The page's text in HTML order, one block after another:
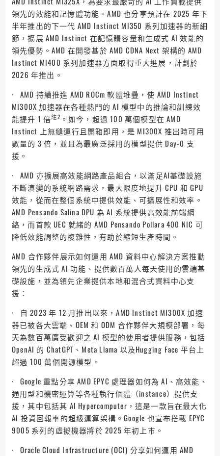
領先的效能和記憶體功能。AMD 也分享預計在 2025 年下
半年推出的下一代 AMD Instinct MI350 系列加速器的新細
節，擴展 AMD Instinct 在記憶體容量和生成式 AI 效能的
領先優勢。AMD 在開發基於 AMD CDNA Next 架構的 AMD
Instinct MI400 系列加速器方面取得重大進展，計劃於
2026 年推出。
· AMD 持續推進 AMD ROCm 軟體堆疊，使 AMD Instinct
MI300X 加速器在各種熱門的 AI 模型中的推論和訓練效
能提升 1 倍註2 。如今，超過 100 萬個模型在 AMD
Instinct 上無縫運行且開箱即用，是 MI300X 推出時可用
數量的 3 倍，並且為最廣泛採用的模型提供 Day-0 支
援。
· AMD 亦擴展高效能網路產品組合，以滿足AI基礎設施
不斷演變的系統網路需求，最大限度地提升 CPU 和 GPU
效能，從而在整個系統中提供效能、可擴展性和效率。
AMD Pensando Salina DPU 為 AI 系統提供高效能前端網
絡，而首款 UEC 就緒的 AMD Pensando Pollara 400 NIC 可
降低效能調整的複雜性，有助於縮短生產時間。
AMD 合作夥伴展示如何運用 AMD 資料中心解決方案推動
領先的生成式 AI 功能、提供數百萬人每天使用的雲端基
礎設施，並為領先企業提供本地和混合式資料中心支
援：
· 自 2023 年 12 月推出以來，AMD Instinct MI300X 加速
器已被各大雲端、OEM 和 ODM 合作夥伴大規模部署，每
天為數百萬廣受歡迎之 AI 模型的使用者提供服務，包括
OpenAI 的 ChatGPT、Meta Llama 以及Hugging Face 平台上
超過 100 萬個開源模型。
· Google 重點分享 AMD EPYC 處理器如何為 AI、高效能、
通用型和機密運算等各種執行個體（instance）提供支
援，其中包括其 AI Hypercomputer，這是一款旨在最大化
AI 投資回報率的超級運算架構。Google 也宣布搭載 EPYC
9005 系列的虛擬機器將於 2025 年初上市。
· Oracle Cloud Infrastructure (OCI) 分享如何運用 AMD